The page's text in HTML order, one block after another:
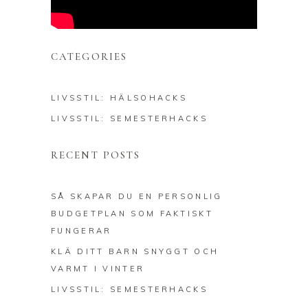
CATEGORIES
LIVSSTIL: HÄLSOHACKS
LIVSSTIL: SEMESTERHACKS
RECENT POSTS
SÅ SKAPAR DU EN PERSONLIG
BUDGETPLAN SOM FAKTISKT
FUNGERAR
KLÄ DITT BARN SNYGGT OCH
VARMT I VINTER
LIVSSTIL: SEMESTERHACKS